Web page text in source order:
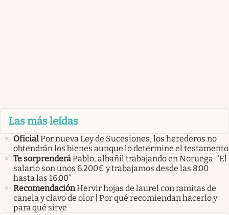
Las más leídas
OficialPor nueva Ley de Sucesiones, los herederos no
obtendrán los bienes aunque lo determine el testamento
Te sorprenderáPablo, albañil trabajando en Noruega: “El
salario son unos 6.200€ y trabajamos desde las 8:00
hasta las 16:00”
RecomendaciónHervir hojas de laurel con ramitas de
canela y clavo de olor | Por qué recomiendan hacerlo y
para qué sirve